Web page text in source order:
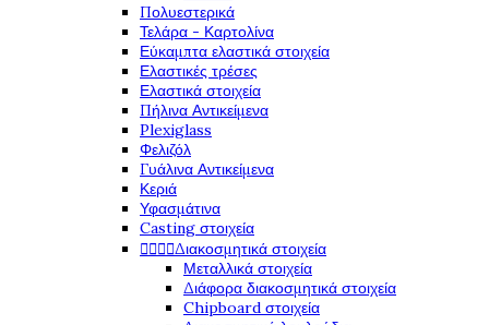
Πολυεστερικά
Τελάρα - Καρτολίνα
Εύκαμπτα ελαστικά στοιχεία
Ελαστικές τρέσες
Ελαστικά στοιχεία
Πήλινα Αντικείμενα
Plexiglass
Φελιζόλ
Γυάλινα Αντικείμενα
Κεριά
Υφασμάτινα
Casting στοιχεία
Διακοσμητικά στοιχεία
Μεταλλικά στοιχεία
Διάφορα διακοσμητικά στοιχεία
Chipboard στοιχεία